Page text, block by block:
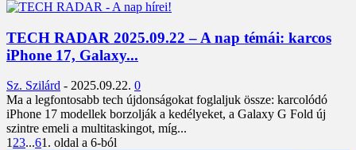
TECH RADAR 2025.09.22 – A nap témái: karcos
iPhone 17, Galaxy...
Sz. Szilárd - 2025.09.22. 0
Ma a legfontosabb tech újdonságokat foglaljuk össze: karcolódó
iPhone 17 modellek borzolják a kedélyeket, a Galaxy G Fold új
szintre emeli a multitaskingot, míg...
123...61. oldal a 6-ból
3,452
Rajongók